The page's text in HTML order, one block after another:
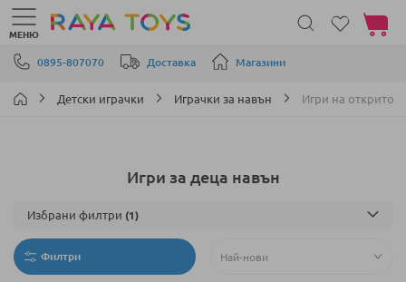
Прескачане към съдържанието
0895-807070 Доставка Магазини
МЕНЮ
Моята
Детски играчки Играчки за навън Игри на открито
Игри за деца навън
Филтри
Избрани филтри